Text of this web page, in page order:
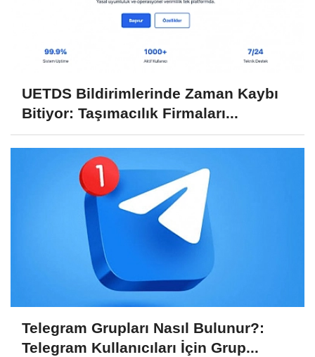
UETDS Bildirimlerinde Zaman Kaybı
Bitiyor: Taşımacılık Firmaları...
Telegram Grupları Nasıl Bulunur?:
Telegram Kullanıcıları İçin Grup...